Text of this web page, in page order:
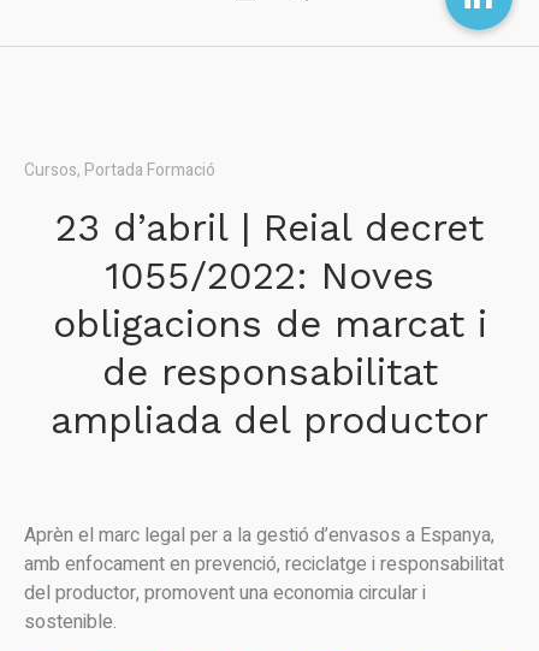
Cursos, Portada Formació
23 d’abril | Reial decret
1055/2022: Noves
obligacions de marcat i
de responsabilitat
ampliada del productor
Aprèn el marc legal per a la gestió d’envasos a Espanya,
amb enfocament en prevenció, reciclatge i responsabilitat
del productor, promovent una economia circular i
sostenible.